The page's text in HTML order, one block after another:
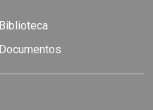
Biblioteca
Documentos